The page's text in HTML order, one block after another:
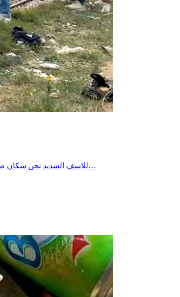
للاسف الشديد نحن سكان صفاقس عاطفيون بدرجة كبيرة نندفع بشراسة كلما دهس القطار احد افراد المجتمع ونصيح وننظم المسيرات ونحتج ونطالب ثمّ فجأة ننطفئ في لمح البصر…